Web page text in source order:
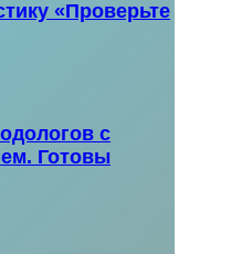
«Проверьте
с
Готовы